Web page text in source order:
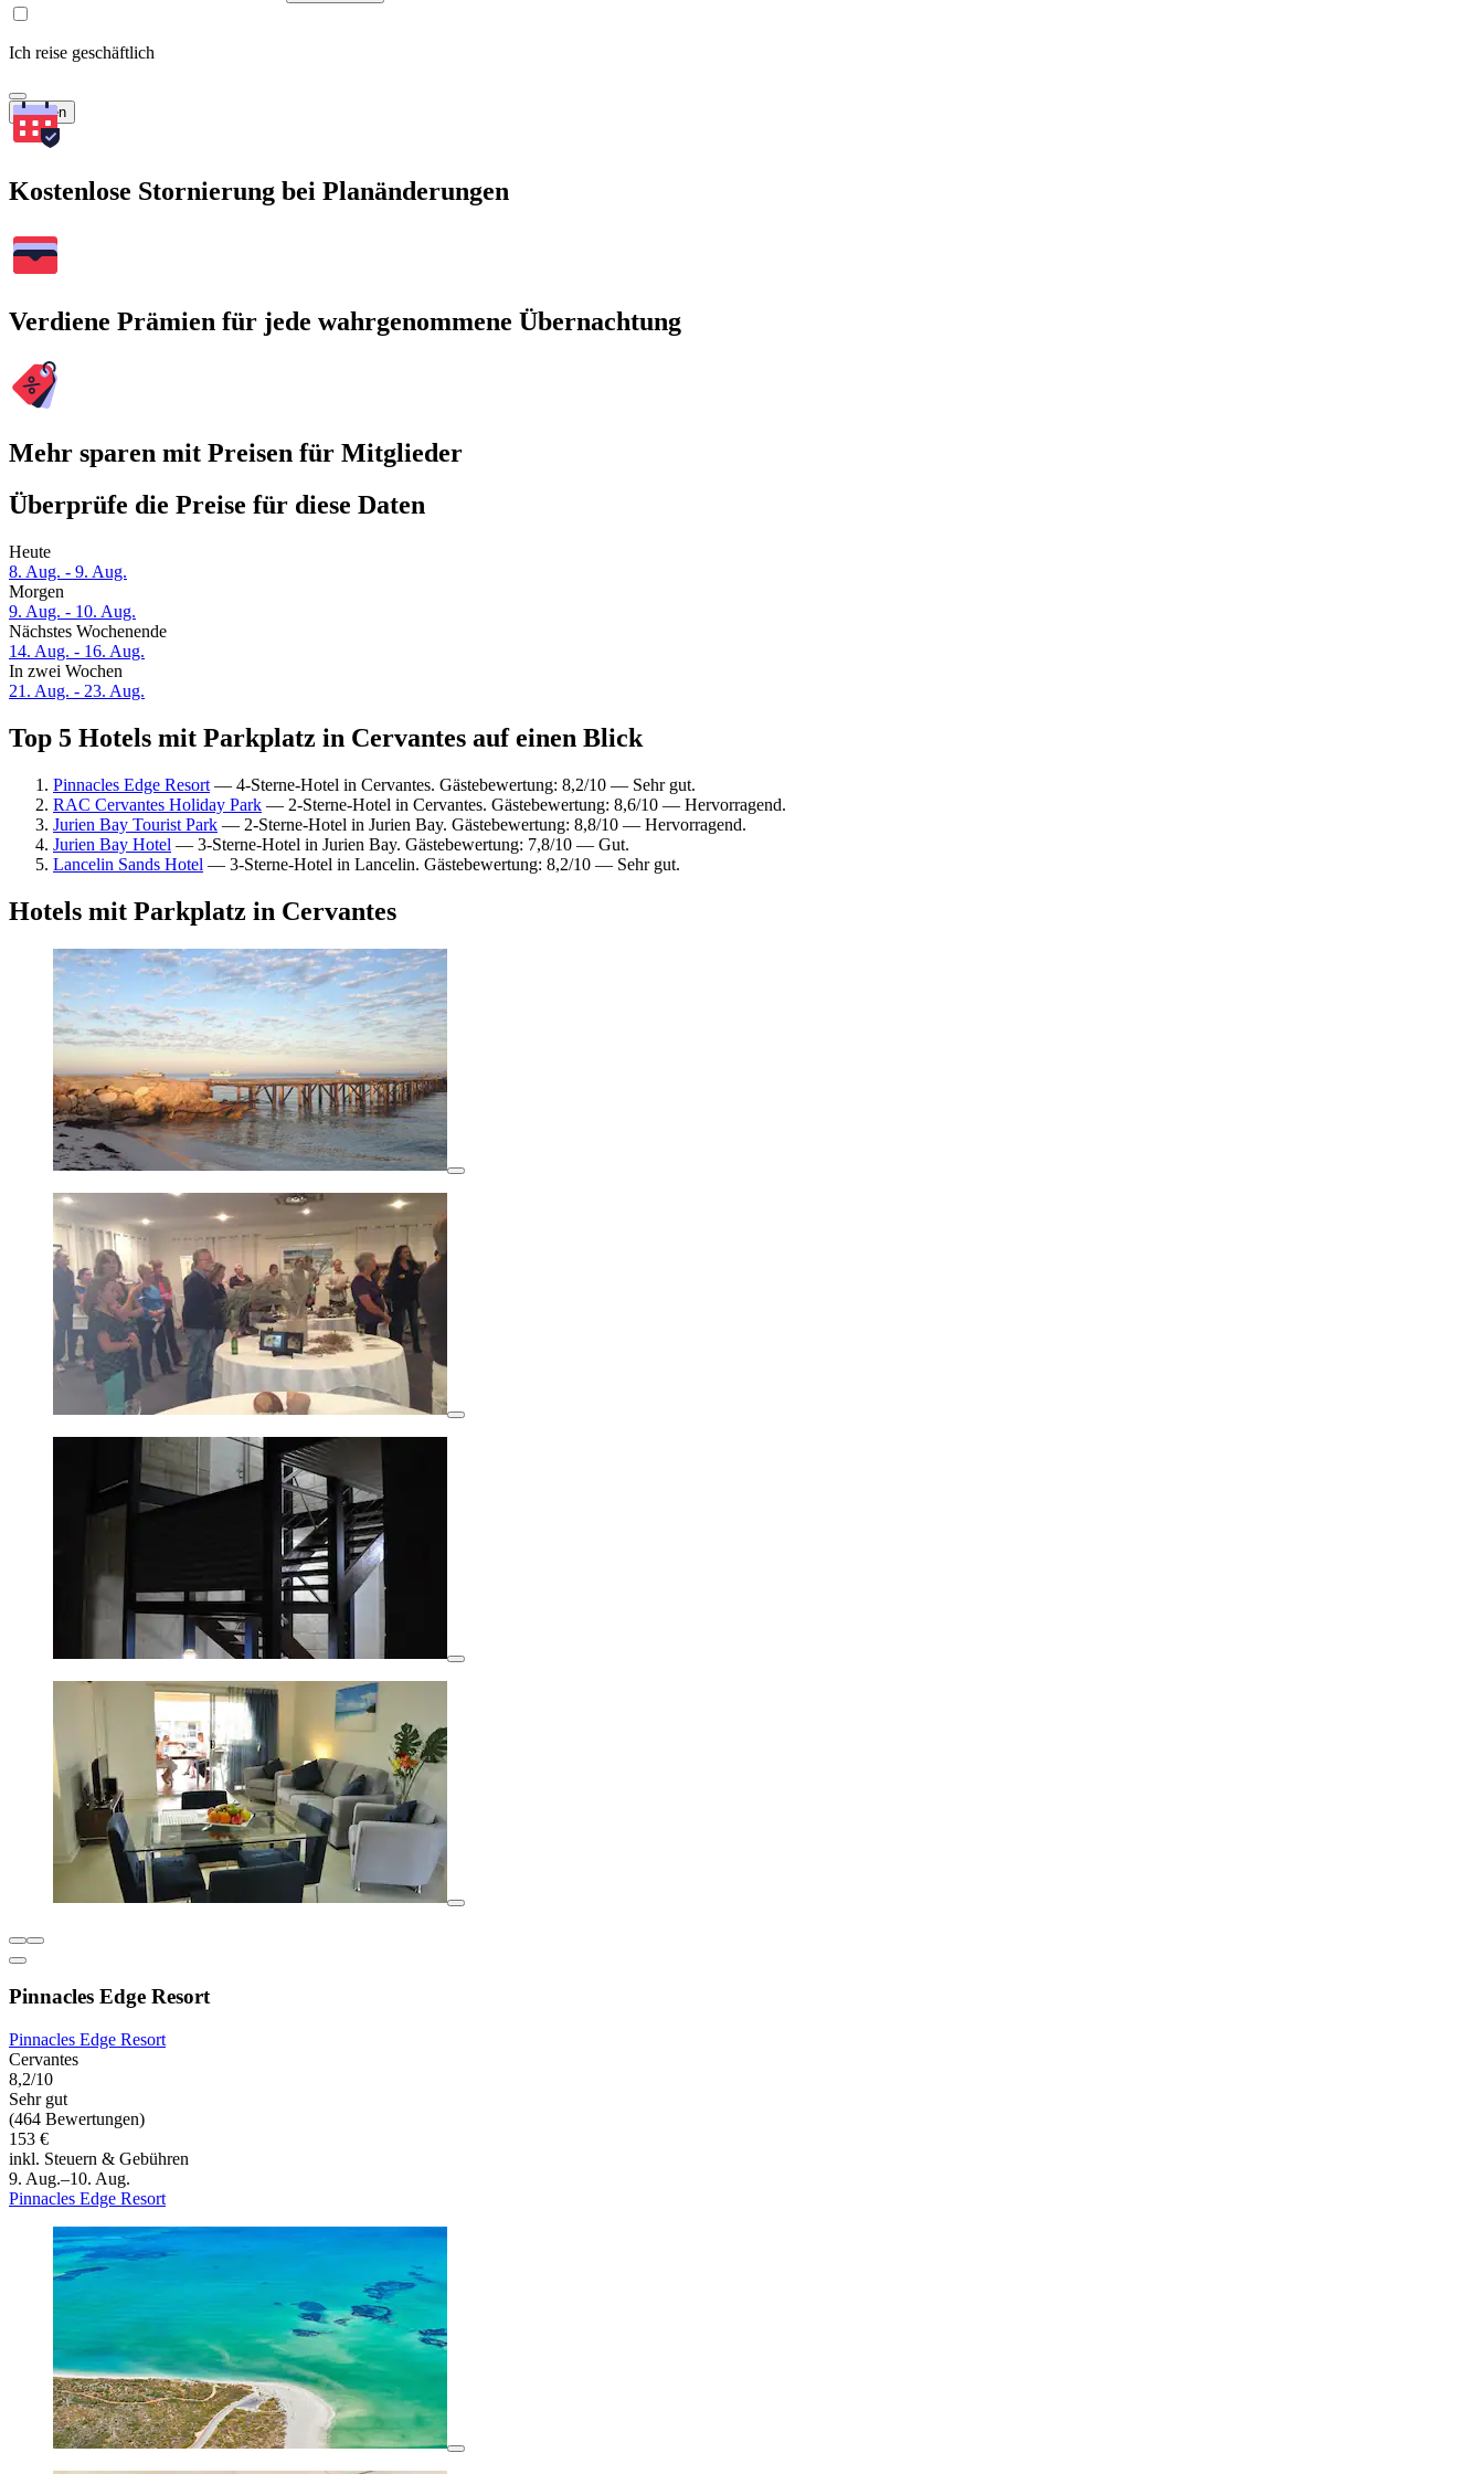
Ich reise geschäftlich
Suchen
Kostenlose Stornierung bei Planänderungen
Verdiene Prämien für jede wahrgenommene Übernachtung
Mehr sparen mit Preisen für Mitglieder
Überprüfe die Preise für diese Daten
Heute
8. Aug. - 9. Aug.
Morgen
9. Aug. - 10. Aug.
Nächstes Wochenende
14. Aug. - 16. Aug.
In zwei Wochen
21. Aug. - 23. Aug.
Top 5 Hotels mit Parkplatz in Cervantes auf einen Blick
Pinnacles Edge Resort — 4-Sterne-Hotel in Cervantes. Gästebewertung: 8,2/10 — Sehr gut.
RAC Cervantes Holiday Park — 2-Sterne-Hotel in Cervantes. Gästebewertung: 8,6/10 — Hervorragend.
Jurien Bay Tourist Park — 2-Sterne-Hotel in Jurien Bay. Gästebewertung: 8,8/10 — Hervorragend.
Jurien Bay Hotel — 3-Sterne-Hotel in Jurien Bay. Gästebewertung: 7,8/10 — Gut.
Lancelin Sands Hotel — 3-Sterne-Hotel in Lancelin. Gästebewertung: 8,2/10 — Sehr gut.
Hotels mit Parkplatz in Cervantes
Pinnacles Edge Resort
Pinnacles Edge Resort
Cervantes
8,2/10
Sehr gut
(464 Bewertungen)
153 €
inkl. Steuern & Gebühren
9. Aug.–10. Aug.
Pinnacles Edge Resort